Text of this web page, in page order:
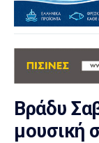
Βράδυ
μουσική